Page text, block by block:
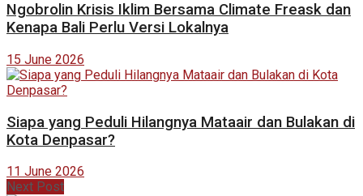
Ngobrolin Krisis Iklim Bersama Climate Freask dan
Kenapa Bali Perlu Versi Lokalnya
15 June 2026
Siapa yang Peduli Hilangnya Mataair dan Bulakan di
Kota Denpasar?
11 June 2026
Next Post